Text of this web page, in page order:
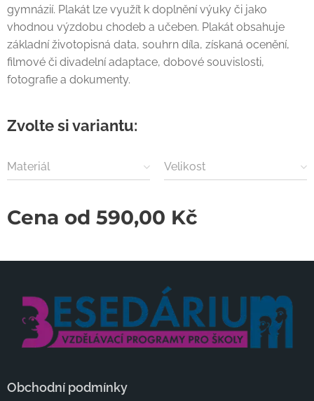
gymnázií. Plakát lze využít k doplnění výuky či jako
vhodnou výzdobu chodeb a učeben. Plakát obsahuje
základní životopisná data, souhrn díla, získaná ocenění,
filmové či divadelní adaptace, dobové souvislosti,
fotografie a dokumenty.
Zvolte si variantu:
Materiál Velikost
Cena od 590,00 Kč
Obchodní podmínky